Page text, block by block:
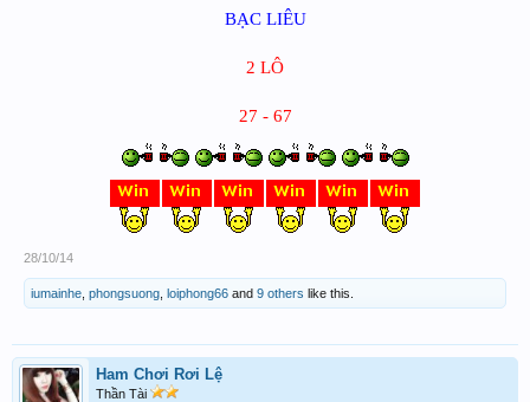
BẠC LIÊU
2 LÔ
27 - 67
28/10/14
iumainhe phongsuong loiphong66 and 9 others like this.
Ham Chơi Rơi Lệ
Thần Tài